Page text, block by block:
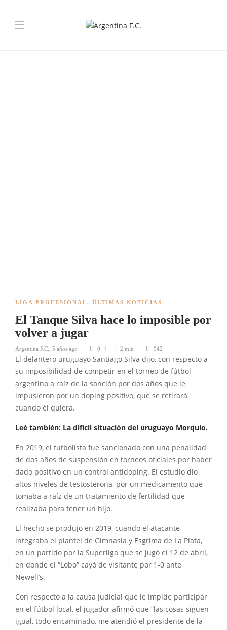
LIGA PROFESIONAL, ÚLTIMAS NOTICIAS
El Tanque Silva hace lo imposible por
volver a jugar
Argentina F.C. 5 años ago 0 2 min 942
El delantero uruguayo Santiago Silva dijo, con respecto a
su imposibilidad de competir en el torneo de fútbol
argentino a raíz de la sanción por dos años que le
impusieron por un doping positivo, que se retirará
cuando él quiera.
Leé también: La difícil situación del uruguayo Morquio.
En 2019, el futbolista fue sancionado con una penalidad
de dos años de suspensión en torneos oficiales por haber
dado positivo en un control antidoping. El estudio dio
altos niveles de testosterona, por un medicamento que
tomaba a raíz de un tratamiento de fertilidad que
realizaba para tener un hijo.
El hecho se produjo en 2019, cuando el atacante
integraba el plantel de Gimnasia y Esgrima de La Plata,
en un partido por la Superliga que se jugó el 12 de abril,
en donde el “Lobo” cayó de visitante por 1-0 ante
Newell’s.
Con respecto a la causa judicial que le impide participar
en el fútbol local, el jugador afirmó que “las cosas siguen
igual, todo encaminado, me atendió el presidente de la